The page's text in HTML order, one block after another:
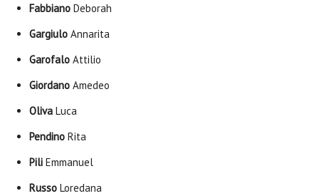
Fabbiano Deborah
Gargiulo Annarita
Garofalo Attilio
Giordano Amedeo
Oliva Luca
Pendino Rita
Pili Emmanuel
Russo Loredana